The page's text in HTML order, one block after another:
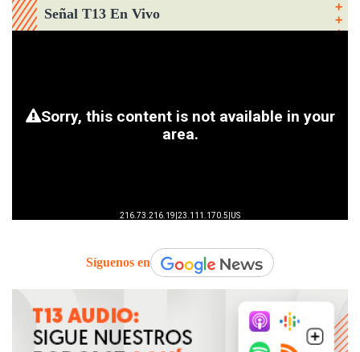
Señal T13 En Vivo
Síguenos en